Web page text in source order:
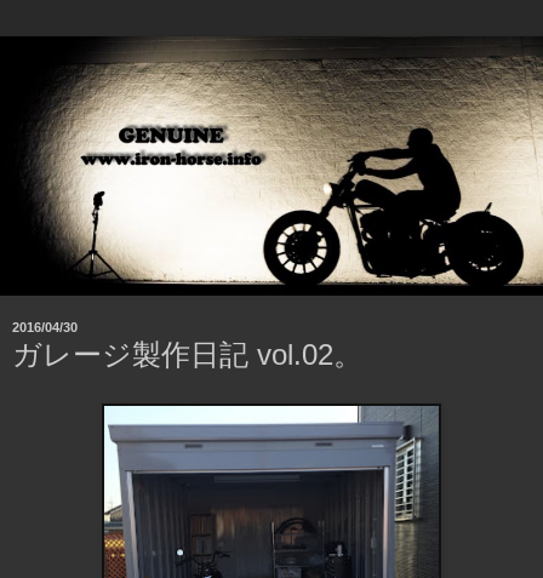
2016/04/30
ガレージ製作日記 vol.02。